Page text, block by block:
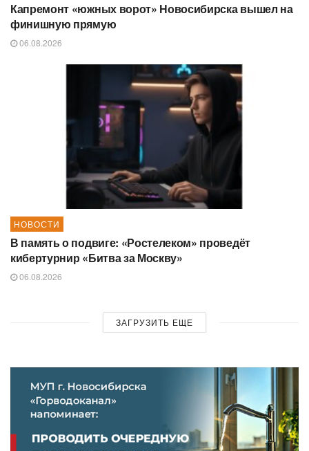
Капремонт «южных ворот» Новосибирска вышел на
финишную прямую
06.08.2026
НОВОСТИ
В память о подвиге: «Ростелеком» проведёт
кибертурнир «Битва за Москву»
06.08.2026
ЗАГРУЗИТЬ ЕЩЕ